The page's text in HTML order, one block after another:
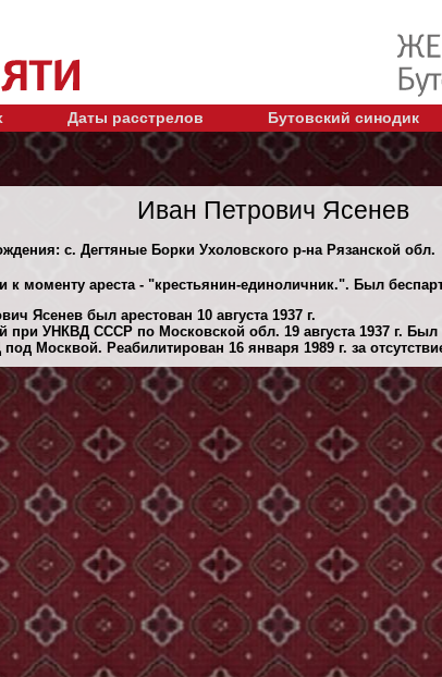
Даты расстрелов Бутовский синодик
Иван Петрович Ясенев
с. Дегтяные Борки Ухоловского р-на Рязанской обл.
к моменту ареста - "крестьянин-единоличник.". Был
Ясенев был арестован 10 августа 1937 г.
при УНКВД СССР по Московской обл. 19 августа 1937 г. Был
Москвой. Реабилитирован 16 января 1989 г. за